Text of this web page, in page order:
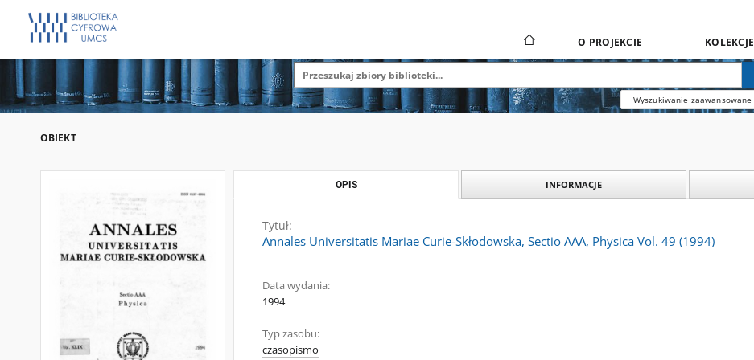
O PROJEKCIE KOLEKCJE
Wyszukiwanie zaawansowane
OBIEKT
OPIS INFORMACJE
Tytuł:
Annales Universitatis Mariae Curie-Skłodowska, Sectio AAA, Physica Vol. 49 (1994)
Data wydania:
1994
Typ zasobu:
czasopismo